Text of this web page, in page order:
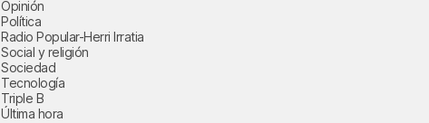
Opinión
Política
Radio Popular-Herri Irratia
Social y religión
Sociedad
Tecnología
Triple B
Última hora